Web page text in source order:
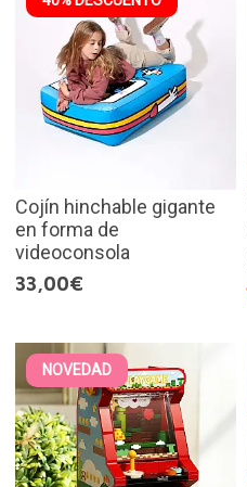
Cojín hinchable gigante
en forma de
videoconsola
33,00€
NOVEDAD